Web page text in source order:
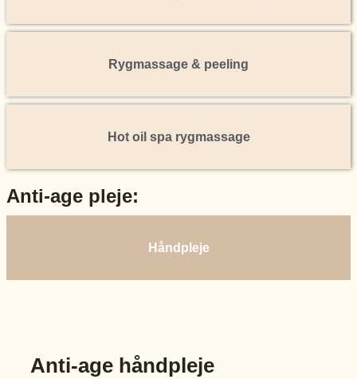
Rygmassage & peeling
Hot oil spa rygmassage
Anti-age pleje:
Håndpleje
Anti-age håndpleje